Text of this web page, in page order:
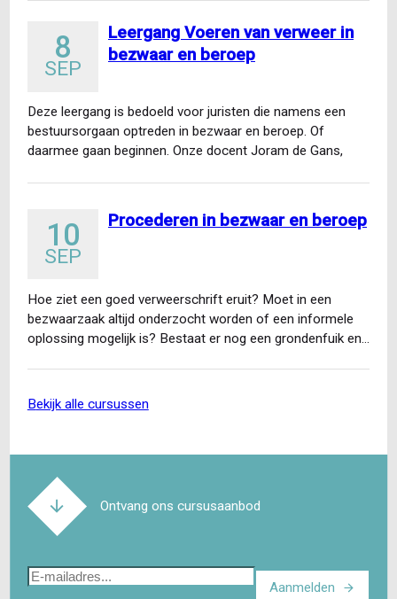
8
SEP
Leergang Voeren van verweer in
bezwaar en beroep
Deze leergang is bedoeld voor juristen die namens een
bestuursorgaan optreden in bezwaar en beroep. Of
daarmee gaan beginnen. Onze docent Joram de Gans,
10
SEP
Procederen in bezwaar en beroep
Hoe ziet een goed verweerschrift eruit? Moet in een
bezwaarzaak altijd onderzocht worden of een informele
oplossing mogelijk is? Bestaat er nog een grondenfuik en…
bekijk alle cursussen
Ontvang ons cursusaanbod
E-
Aanmelden